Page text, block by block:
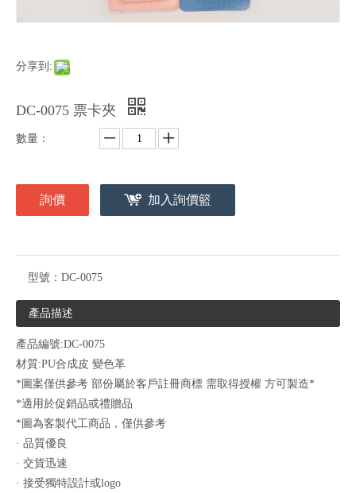
分享到:
DC-0075 票卡夾
數量：
詢價 加入詢價籃
型號： DC-0075
產品描述
產品編號:DC-0075
材質:PU合成皮 變色革
*圖案僅供參考 部份屬於客戶註冊商標 需取得授權 方可製造*
*適用於促銷品或禮贈品
*圖為客製代工商品，僅供參考
· 品質優良
· 交貨迅速
· 接受獨特設計或logo